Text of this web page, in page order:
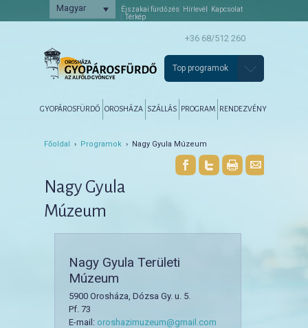
Magyar Éjszakai fürdőzés Hírlevél
Kapcsolat
Térkép
+36 68/512 260
Top programok
Tovább az elsődleges tartalomra
Tovább a másodlagos tartalomra
GYOPÁROSFÜRDŐ OROSHÁZA SZÁLLÁS PROGRAM RENDEZVÉNY
Főoldal › Programok › Nagy Gyula Múzeum
Nagy Gyula
Múzeum
Nagy Gyula Területi
Múzeum
5900 Orosháza, Dózsa Gy. u. 5.
Pf. 73
E-mail: oroshazimuzeum@gmail.com